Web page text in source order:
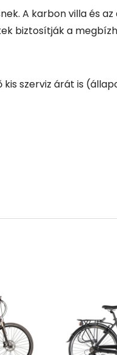
A karbon villa és
biztosítják a
szerviz árát is